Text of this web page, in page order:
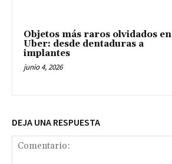
Objetos más raros olvidados en
Uber: desde dentaduras a
implantes
junio 4, 2026
DEJA UNA RESPUESTA